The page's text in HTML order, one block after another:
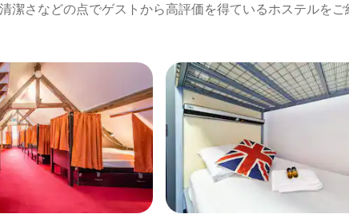
潔さなどの点でゲストから高評価を得ているホステルをご